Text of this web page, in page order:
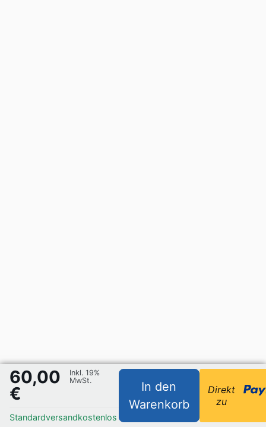
60,00
€
Inkl. 19%
MwSt.
Standardversandkostenlos
In den
Warenkorb
Direkt
zu